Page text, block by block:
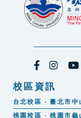
校區資訊
台北校區 - 臺北市
桃園校區 - 桃園市